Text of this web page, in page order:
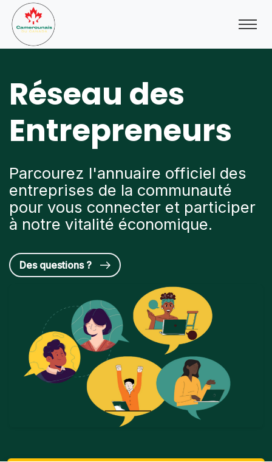
Réseau des
Entrepreneurs
Parcourez l'annuaire officiel des
entreprises de la communauté
pour vous connecter et participer
à notre vitalité économique.
Des questions ?